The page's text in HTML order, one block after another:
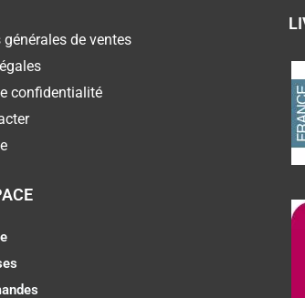
de ventes
confidentialité